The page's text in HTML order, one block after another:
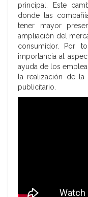
principal. Este
donde las
tener mayor
ampliación del
consumidor. Por
importancia al
ayuda de los
la realización de
publicitario.